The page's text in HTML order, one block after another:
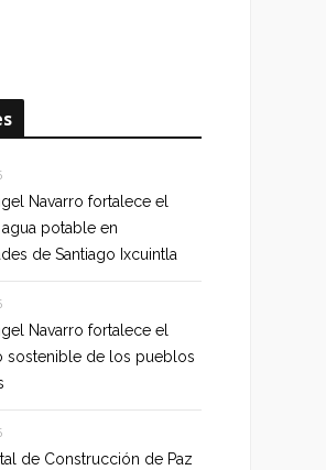
Navarro fortalece el
potable en
de Santiago Ixcuintla
Navarro fortalece el
sostenible de los pueblos
de Construcción de Paz